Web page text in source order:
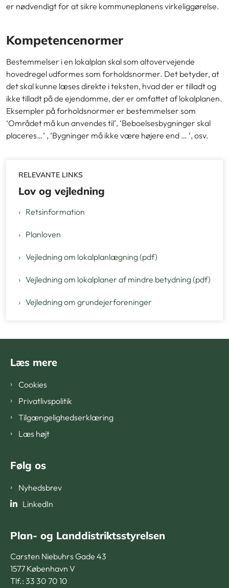
er nødvendigt for at sikre kommuneplanens virkeliggørelse.
Kompetencenormer
Bestemmelser i en lokalplan skal som altovervejende
hovedregel udformes som forholdsnormer. Det betyder, at
det skal kunne læses direkte i teksten, hvad der er tilladt og
ikke tilladt på de ejendomme, der er omfattet af lokalplanen.
Eksempler på forholdsnormer er bestemmelser som
‘Området må kun anvendes til’, ‘Beboelsesbygninger skal
placeres…’ , ’Bygninger må ikke være højere end … ‘, osv.
RELEVANTE LINKS
Lov og vejledning
Retsinformation
Planloven
Vejledning om lokalplanlægning (pdf)
Vejledning om lokalplaner af mindre betydning (pdf)
Vejledning om grundejerforeninger
Læs mere
Cookies
Privatlivspolitik
Tilgængelighedserklæring
Læs højt
Følg os
Nyhedsbrev
LinkedIn
Plan- og Landdistriktsstyrelsen
Carsten Niebuhrs Gade 43
1577 København V
Tlf.: 33 30 70 10